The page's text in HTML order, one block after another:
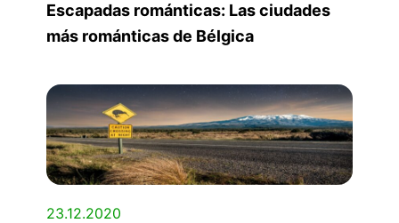
Escapadas románticas: Las ciudades
más románticas de Bélgica
23.12.2020